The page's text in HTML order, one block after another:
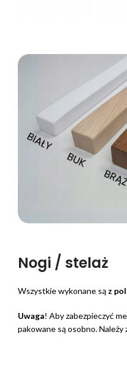
Nogi / stelaż
Wszystkie wykonane są z
Uwaga! Aby zabezpieczyć
pakowane są osobno. Należy